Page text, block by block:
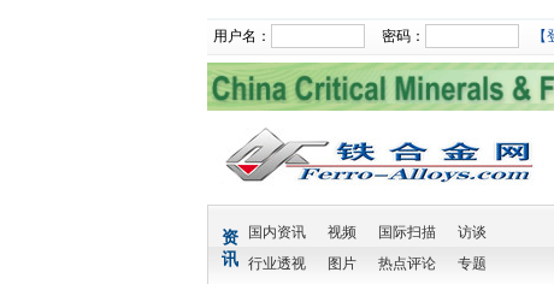
用户名： 密码： 【
资
讯
国内资讯 视频 国际扫描
访谈
行业透视
图片 热点评论 专题